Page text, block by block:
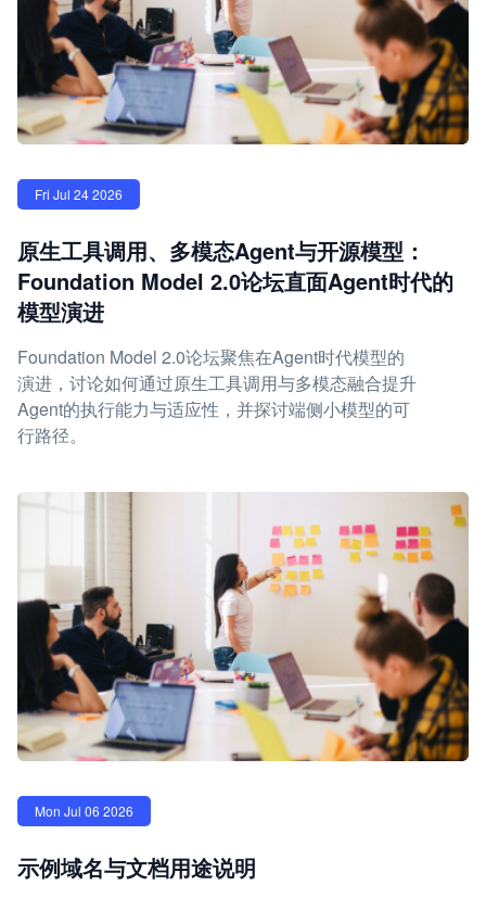
Fri Jul 24 2026
原生工具调用、多模态Agent与开源模型：
Foundation Model 2.0论坛直面Agent时代的
模型演进
Foundation Model 2.0论坛聚焦在Agent时代模型的
演进，讨论如何通过原生工具调用与多模态融合提升
Agent的执行能力与适应性，并探讨端侧小模型的可
行路径。
Mon Jul 06 2026
示例域名与文档用途说明